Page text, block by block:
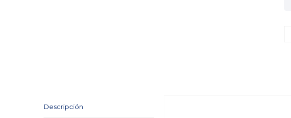
Descripción